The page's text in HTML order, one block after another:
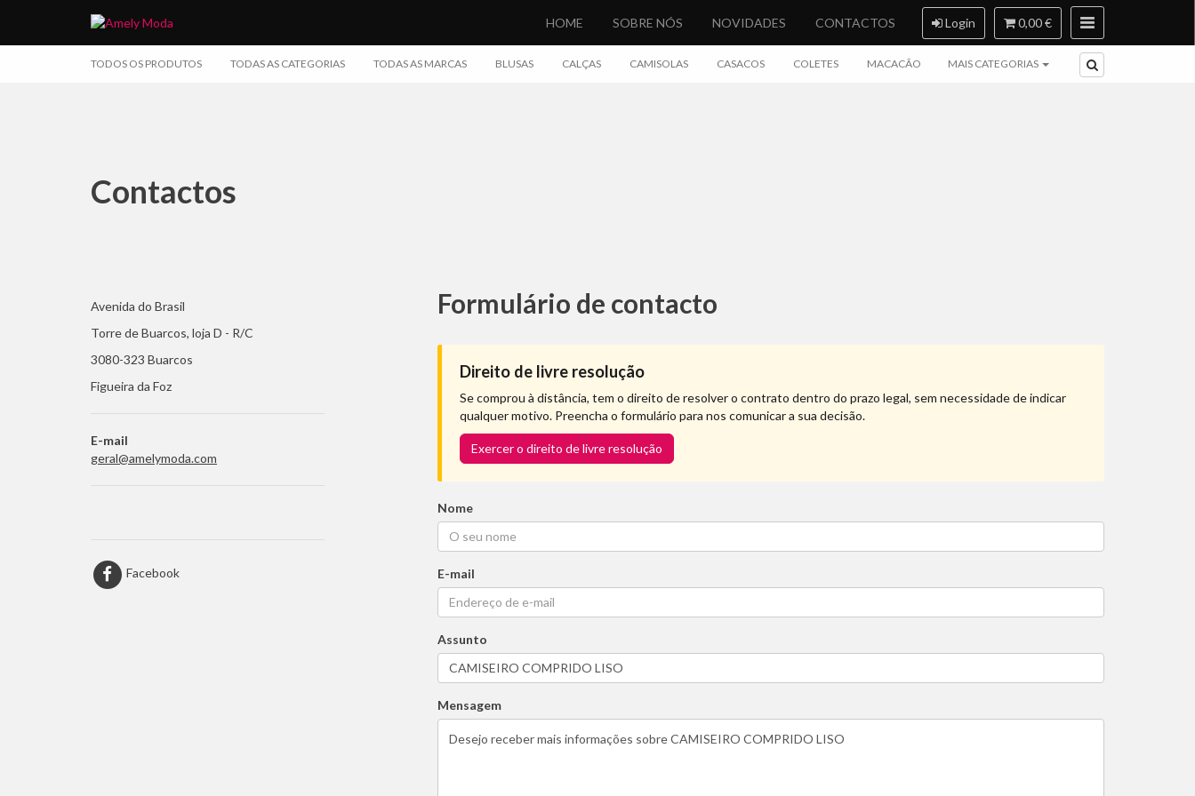
HOME SOBRE NÓS NOVIDADES CONTACTOS Login 0,00 €
TODOS OS PRODUTOS TODAS AS CATEGORIAS TODAS AS MARCAS BLUSAS CALÇAS CAMISOLAS CASACOS COLETES MACACÃO MAIS CATEGORIAS
Contactos
Avenida do Brasil
Torre de Buarcos, loja D - R/C
3080-323 Buarcos
Figueira da Foz
E-mail
geral@amelymoda.com
Facebook
Formulário de contacto
Direito de livre resolução
Se comprou à distância, tem o direito de resolver o contrato dentro do prazo legal, sem necessidade de indicar
qualquer motivo. Preencha o formulário para nos comunicar a sua decisão.
Exercer o direito de livre resolução
Nome
E-mail
Assunto
Mensagem